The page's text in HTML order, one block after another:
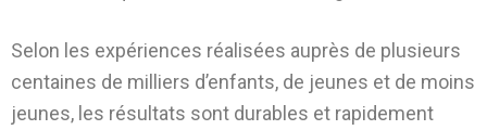
Selon les expériences réalisées auprès de plusieurs
centaines de milliers d’enfants, de jeunes et de moins
jeunes, les résultats sont durables et rapidement